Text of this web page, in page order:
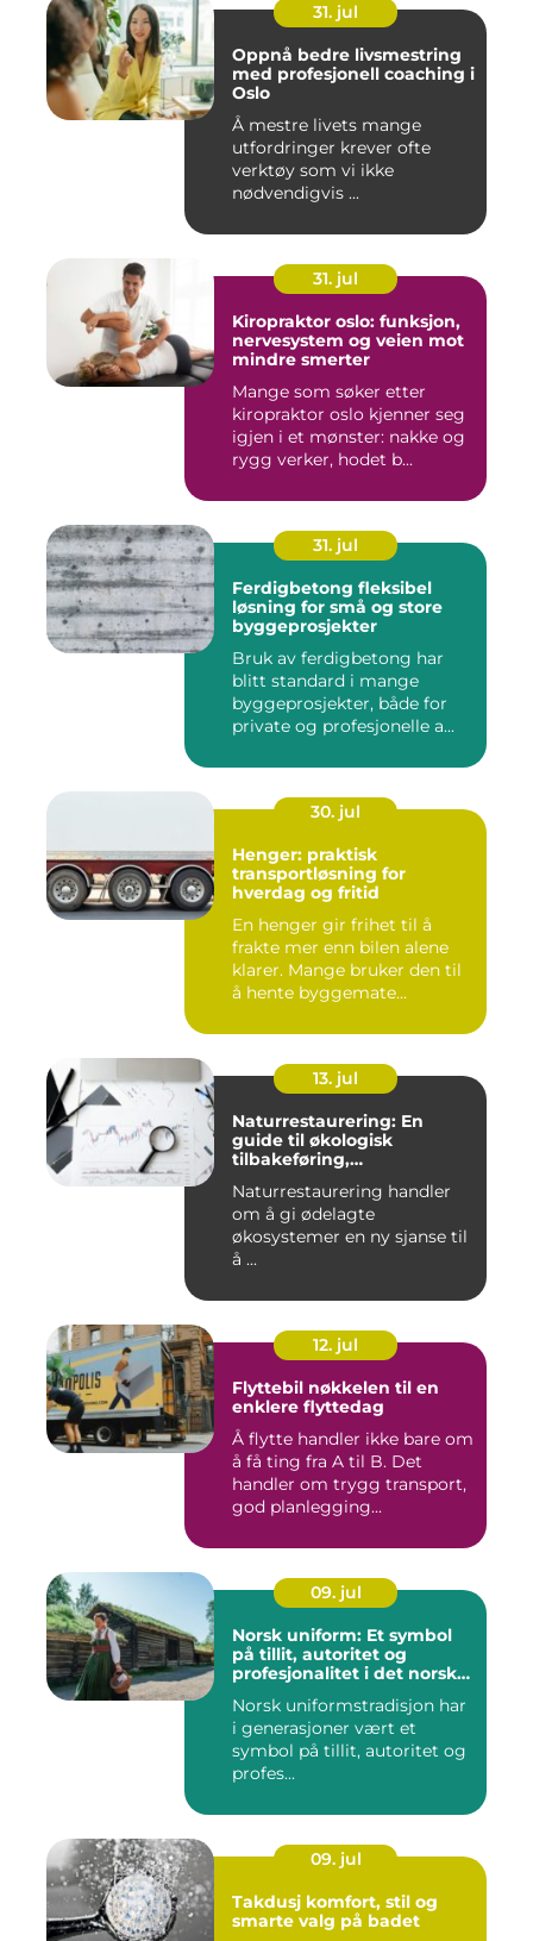
31. jul
Oppnå bedre livsmestring
med profesjonell coaching i
Oslo
Å mestre livets mange
utfordringer krever ofte
verktøy som vi ikke
nødvendigvis ...
31. jul
Kiropraktor oslo: funksjon,
nervesystem og veien mot
mindre smerter
Mange som søker etter
kiropraktor oslo kjenner seg
igjen i et mønster: nakke og
rygg verker, hodet b...
31. jul
Ferdigbetong fleksibel
løsning for små og store
byggeprosjekter
Bruk av ferdigbetong har
blitt standard i mange
byggeprosjekter, både for
private og profesjonelle a...
30. jul
Henger: praktisk
transportløsning for
hverdag og fritid
En henger gir frihet til å
frakte mer enn bilen alene
klarer. Mange bruker den til
å hente byggemate...
13. jul
Naturrestaurering: En
guide til økologisk
tilbakeføring,
arealforvaltning
Naturrestaurering handler
om å gi ødelagte
økosystemer en ny sjanse til
å ...
12. jul
Flyttebil nøkkelen til en
enklere flyttedag
Å flytte handler ikke bare om
å få ting fra A til B. Det
handler om trygg transport,
god planlegging...
09. jul
Norsk uniform: Et symbol
på tillit, autoritet og
profesjonalitet i det norske
Norsk uniformstradisjon har
i generasjoner vært et
symbol på tillit, autoritet og
profes...
09. jul
Takdusj komfort, stil og
smarte valg på badet